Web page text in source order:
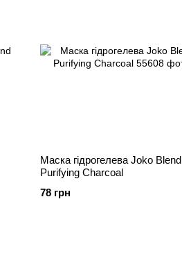
Маска гідрогелева Joko Blend
Purifying Charcoal
78 грн